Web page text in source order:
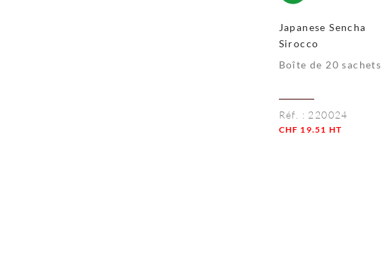
Japanese Sencha
Sirocco
Boîte de 20 sachets
Réf. : 220024
CHF 19.51 HT